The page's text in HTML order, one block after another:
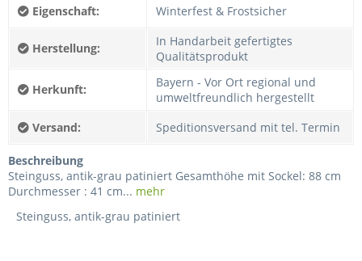
Eigenschaft: Winterfest & Frostsicher
Herstellung:
In Handarbeit gefertigtes
Qualitätsprodukt
Herkunft:
Bayern - Vor Ort regional und
umweltfreundlich hergestellt
Versand:
Speditionsversand mit tel. Termin
Beschreibung
Steinguss, antik-grau patiniert Gesamthöhe mit Sockel: 88 cm
Durchmesser : 41 cm... mehr
Steinguss, antik-grau patiniert